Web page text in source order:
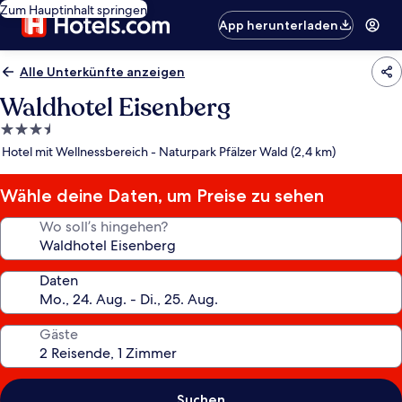
Zum Hauptinhalt springen
App herunterladen
Alle Unterkünfte anzeigen
Waldhotel Eisenberg
3.5-
Sterne-
Hotel mit Wellnessbereich - Naturpark Pfälzer Wald (2,4 km)
Wähle deine Daten, um Preise zu sehen
Wo soll’s hingehen?
Daten
Gäste